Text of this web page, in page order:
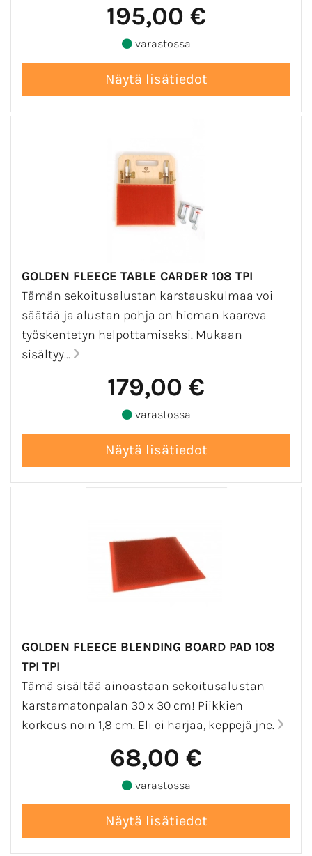
195,00 €
varastossa
GOLDEN FLEECE TABLE CARDER 108 TPI
Tämän sekoitusalustan karstauskulmaa voi
säätää ja alustan pohja on hieman kaareva
työskentetyn helpottamiseksi. Mukaan
sisältyy...
179,00 €
varastossa
GOLDEN FLEECE BLENDING BOARD PAD 108
TPI TPI
Tämä sisältää ainoastaan sekoitusalustan
karstamatonpalan 30 x 30 cm! Piikkien
korkeus noin 1,8 cm. Eli ei harjaa, keppejä jne.
68,00 €
varastossa